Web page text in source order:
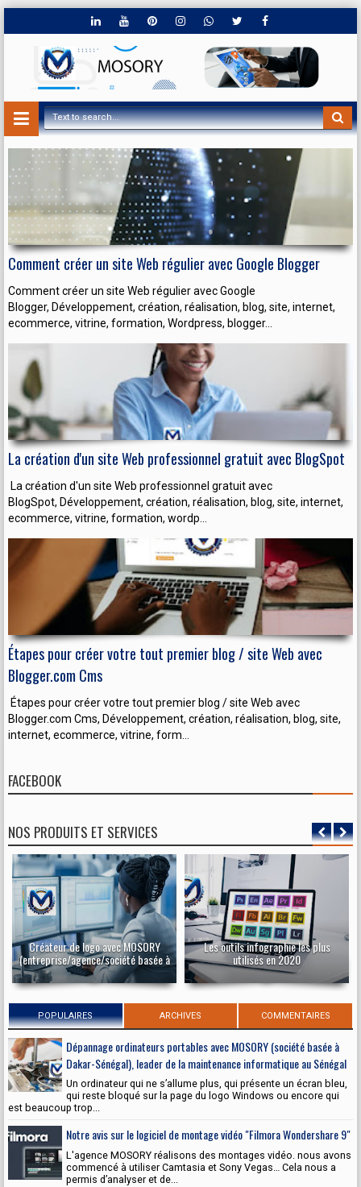
Comment créer un site Web régulier avec Google Blogger
Comment créer un site Web régulier avec Google
Blogger, Développement, création, réalisation, blog, site, internet,
ecommerce, vitrine, formation, Wordpress, blogger...
La création d'un site Web professionnel gratuit avec BlogSpot
La création d'un site Web professionnel gratuit avec
BlogSpot, Développement, création, réalisation, blog, site, internet,
ecommerce, vitrine, formation, wordp...
Étapes pour créer votre tout premier blog / site Web avec
Blogger.com Cms
Étapes pour créer votre tout premier blog / site Web avec
Blogger.com Cms, Développement, création, réalisation, blog, site,
internet, ecommerce, vitrine, form...
FACEBOOK
NOS PRODUITS ET SERVICES
Créateur de logo avec MOSORY
(entreprise/agence/société basée à
Dakar-Sénégal), expert à la création
de logo au Sénégal
Les outils infographie les plus
utilisés en 2020
POPULAIRES ARCHIVES COMMENTAIRES
Dépannage ordinateurs portables avec MOSORY (société basée à
Dakar-Sénégal), leader de la maintenance informatique au Sénégal
Un ordinateur qui ne s’allume plus, qui présente un écran bleu,
qui reste bloqué sur la page du logo Windows ou encore qui
est beaucoup trop...
Notre avis sur le logiciel de montage vidéo "Filmora Wondershare 9"
L'agence MOSORY réalisons des montages vidéo. nous avons
commencé à utiliser Camtasia et Sony Vegas… Cela nous a
permis d’analyser et de...